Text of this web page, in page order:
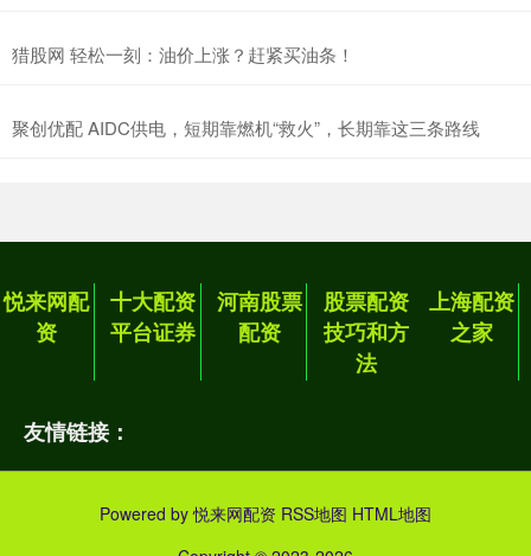
猎股网 轻松一刻：油价上涨？赶紧买油条！
聚创优配 AIDC供电，短期靠燃机“救火”，长期靠这三条路线
悦来网配
资
十大配资
平台证券
河南股票
配资
股票配资
技巧和方
法
上海配资
之家
友情链接：
Powered by悦来网配资 RSS地图 HTML地图